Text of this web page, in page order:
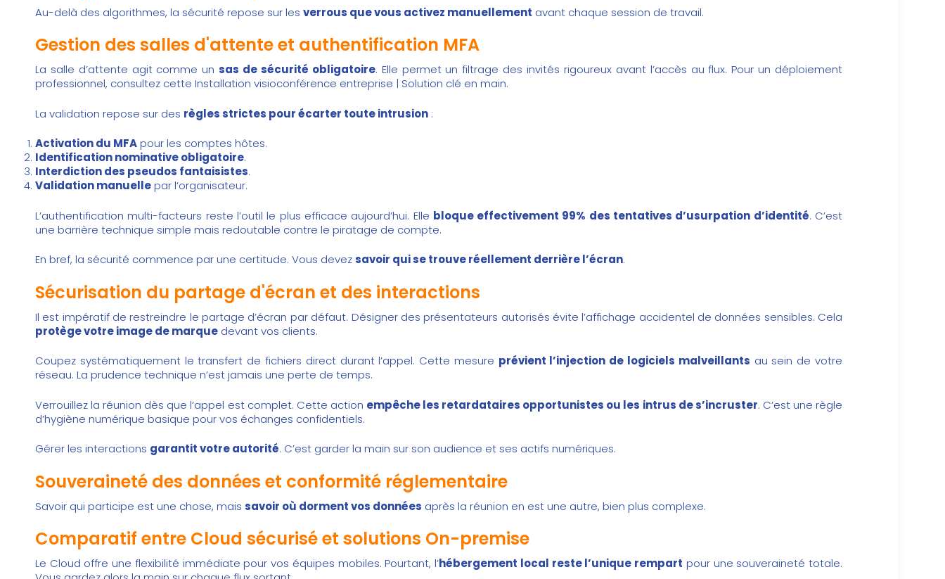
Au-delà des algorithmes, la sécurité repose sur les verrous que vous activez manuellement avant chaque session de travail.
Gestion des salles d'attente et authentification MFA
La salle d’attente agit comme unsas de sécurité obligatoire. Elle permet un filtrage des invités rigoureux avant l’accès au flux. Pour un déploiement
professionnel, consultez cette Installation visioconférence entreprise | Solution clé en main.
La validation repose sur des règles strictes pour écarter toute intrusion :
Activation du MFApour les comptes hôtes.
Identification nominative obligatoire.
Interdiction des pseudos fantaisistes.
Validation manuellepar l’organisateur.
L’authentification multi-facteurs reste l’outil le plus efficace aujourd’hui. Elle bloque effectivement 99% des tentatives d’usurpation d’identité. C’est
une barrière technique simple mais redoutable contre le piratage de compte.
En bref, la sécurité commence par une certitude. Vous devezsavoir qui se trouve réellement derrière l’écran.
Sécurisation du partage d'écran et des interactions
Il est impératif de restreindre le partage d’écran par défaut. Désigner des présentateurs autorisés évite l’affichage accidentel de données sensibles. Cela
protège votre image de marque devant vos clients.
Coupez systématiquement le transfert de fichiers direct durant l’appel. Cette mesure prévient l’injection de logiciels malveillants au sein de votre
réseau. La prudence technique n’est jamais une perte de temps.
Verrouillez la réunion dès que l’appel est complet. Cette action empêche les retardataires opportunistes ou les intrus de s’incruster. C’est une règle
d’hygiène numérique basique pour vos échanges confidentiels.
Gérer les interactions garantit votre autorité. C’est garder la main sur son audience et ses actifs numériques.
Souveraineté des données et conformité réglementaire
Savoir qui participe est une chose, mais savoir où dorment vos données après la réunion en est une autre, bien plus complexe.
Comparatif entre Cloud sécurisé et solutions On-premise
Le Cloud offre une flexibilité immédiate pour vos équipes mobiles. Pourtant, l’hébergement local reste l’unique rempart pour une souveraineté totale.